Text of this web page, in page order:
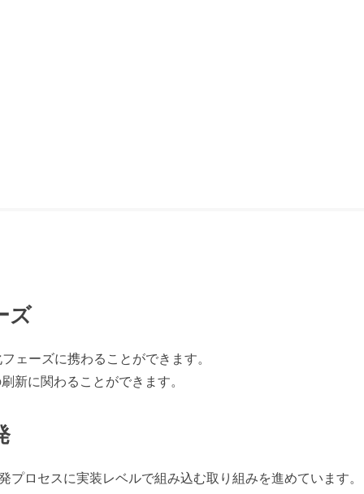
ズ
ェーズに携わることができます。
新に関わることができます。
ロセスに実装レベルで組み込む取り組みを進めています。